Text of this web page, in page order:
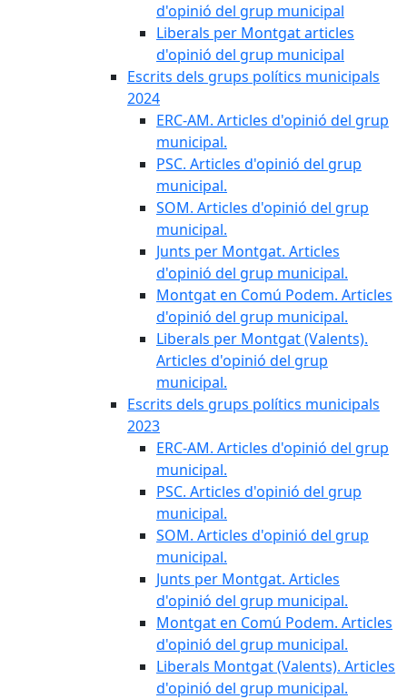
d'opinió del grup municipal
Liberals per Montgat articles
d'opinió del grup municipal
Escrits dels grups polítics municipals
2024
ERC-AM. Articles d'opinió del grup
municipal.
PSC. Articles d'opinió del grup
municipal.
SOM. Articles d'opinió del grup
municipal.
Junts per Montgat. Articles
d'opinió del grup municipal.
Montgat en Comú Podem. Articles
d'opinió del grup municipal.
Liberals per Montgat (Valents).
Articles d'opinió del grup
municipal.
Escrits dels grups polítics municipals
2023
ERC-AM. Articles d'opinió del grup
municipal.
PSC. Articles d'opinió del grup
municipal.
SOM. Articles d'opinió del grup
municipal.
Junts per Montgat. Articles
d'opinió del grup municipal.
Montgat en Comú Podem. Articles
d'opinió del grup municipal.
Liberals Montgat (Valents). Articles
d'opinió del grup municipal.